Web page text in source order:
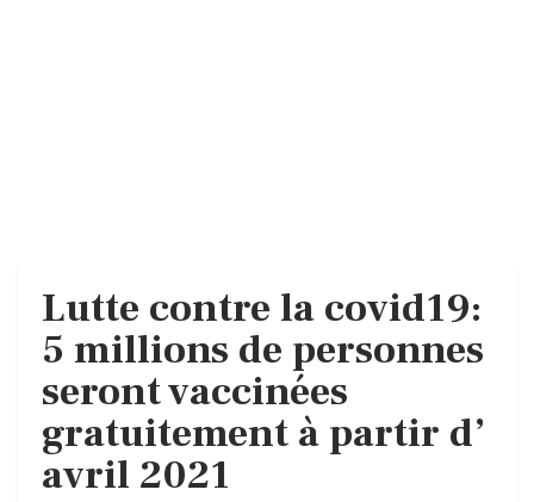
Lutte contre la covid19:
5 millions de personnes
seront vaccinées
gratuitement à partir d’
avril 2021